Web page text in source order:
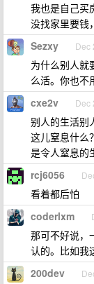
我也是自己买
没找家里要钱
Sezxy Dec
为什么别人就
么活。你也不
cxe2v Dec
别人的生活别
这儿窒息什么
是令人窒息的
rcj6056
看着都后怕
coderlxm
那可不好说，
认的。比如我
200dev